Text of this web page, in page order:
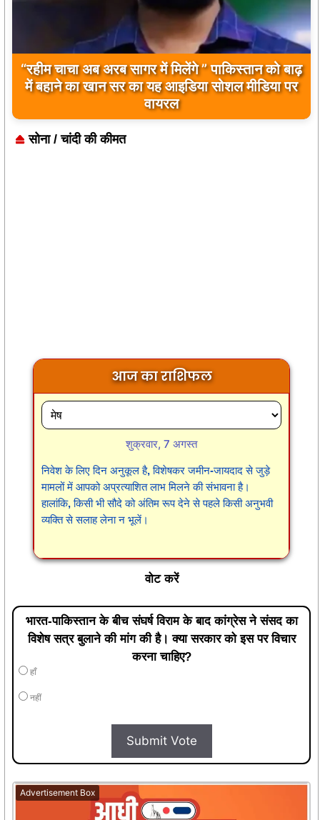
बिलावल भुट्टो द्वारा सिंधु नदी और भारत को लेकर दिए गए
बयान पर भारत के केंद्रीय मंत्रियों की कड़ी प्रतिक्रिया
सोना / चांदी की कीमत
आज का राशिफल
शुक्रवार, 7 अगस्त
निवेश के लिए दिन अनुकूल है, विशेषकर जमीन-जायदाद से जुड़े
मामलों में आपको अप्रत्याशित लाभ मिलने की संभावना है।
हालांकि, किसी भी सौदे को अंतिम रूप देने से पहले किसी अनुभवी
व्यक्ति से सलाह लेना न भूलें।
वोट करें
भारत-पाकिस्तान के बीच संघर्ष विराम के बाद कांग्रेस ने संसद का
विशेष सत्र बुलाने की मांग की है। क्या सरकार को इस पर विचार
करना चाहिए?
हाँ
नहीं
Submit Vote
Advertisement Box